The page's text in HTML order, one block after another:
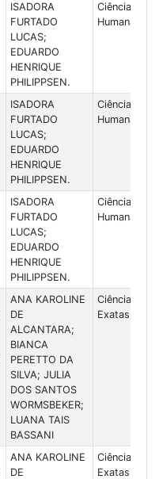
ISADORA
FURTADO
LUCAS;
EDUARDO
HENRIQUE
PHILIPPSEN.
Ciências
Humanas
ISADORA
FURTADO
LUCAS;
EDUARDO
HENRIQUE
PHILIPPSEN.
Ciências
Humanas
ISADORA
FURTADO
LUCAS;
EDUARDO
HENRIQUE
PHILIPPSEN.
Ciências
Humanas
ANA KAROLINE
DE
ALCANTARA;
BIANCA
PERETTO DA
SILVA; JULIA
DOS SANTOS
WORMSBEKER;
LUANA TAIS
BASSANI
Ciências
Exatas
ANA KAROLINE
DE
Ciências
Exatas